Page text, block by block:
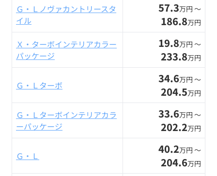
Ｇ・Ｌノヴァカントリースタ
イル
57.3万円 〜
186.8万円
Ｘ・ターボインテリアカラー
パッケージ
19.8万円 〜
233.8万円
Ｇ・Ｌターボ 34.6万円 〜
204.5万円
Ｇ・Ｌターボインテリアカラ
ーパッケージ
33.6万円 〜
202.2万円
Ｇ・Ｌ 40.2万円 〜
204.6万円